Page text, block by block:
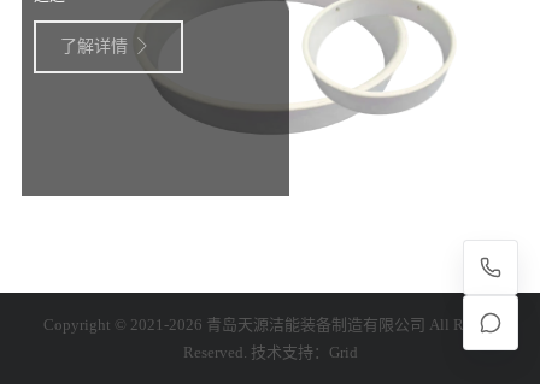
了解详情 
Copyright © 2021-2026 青岛天源洁能装备制造有限公司 All Rights
Reserved. 技术支持： Grid